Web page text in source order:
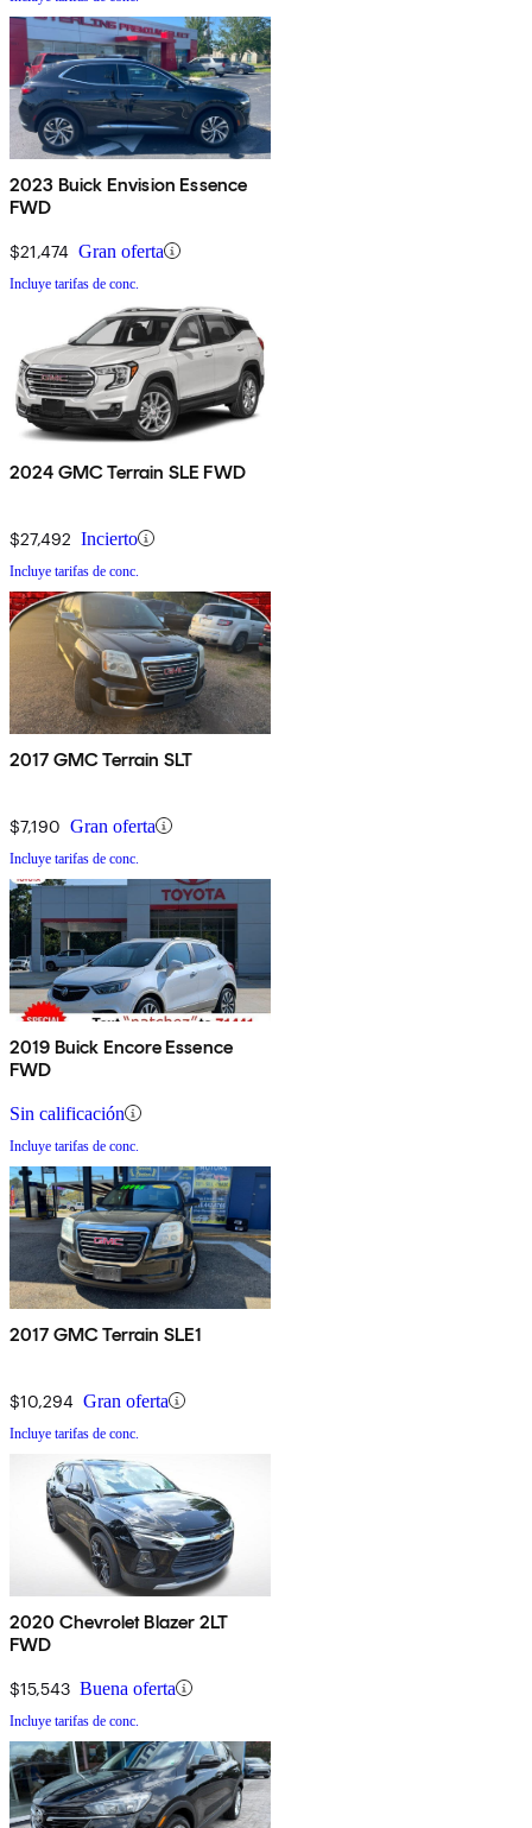
2023 Buick Envision Essence
FWD
$21,474 Gran oferta
Incluye tarifas de conc.
2024 GMC Terrain SLE FWD
$27,492 Incierto
Incluye tarifas de conc.
2017 GMC Terrain SLT
$7,190 Gran oferta
Incluye tarifas de conc.
2019 Buick Encore Essence
FWD
Sin calificación
Incluye tarifas de conc.
2017 GMC Terrain SLE1
$10,294 Gran oferta
Incluye tarifas de conc.
2020 Chevrolet Blazer 2LT
FWD
$15,543 Buena oferta
Incluye tarifas de conc.